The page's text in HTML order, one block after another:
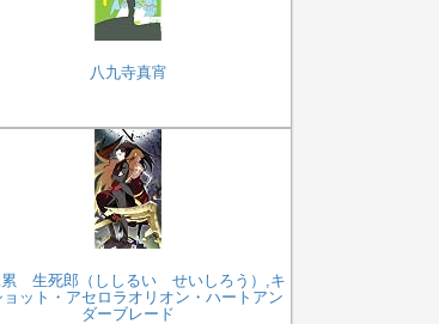
八九寺真宵
累 生死郎（ししるい せいしろう）,キ
ョット・アセロラオリオン・ハートアン
ダーブレード